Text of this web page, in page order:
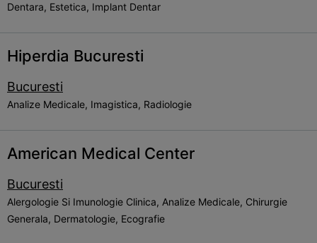
Dentara, Estetica, Implant Dentar
Hiperdia Bucuresti
Bucuresti
Analize Medicale, Imagistica, Radiologie
American Medical Center
Bucuresti
Alergologie Si Imunologie Clinica, Analize Medicale, Chirurgie
Generala, Dermatologie, Ecografie